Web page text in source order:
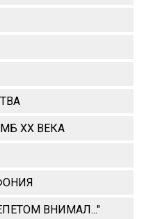
ХХ ВЕКА
ВНИМАЛ..."